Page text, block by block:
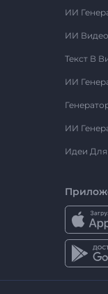
ИИ
ИИ
Текст В
ИИ
ИИ
Идеи Для